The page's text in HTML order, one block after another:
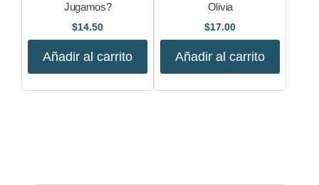
Jugamos?
$14.50
Añadir al carrito
Olivia
$17.00
Añadir al carrito